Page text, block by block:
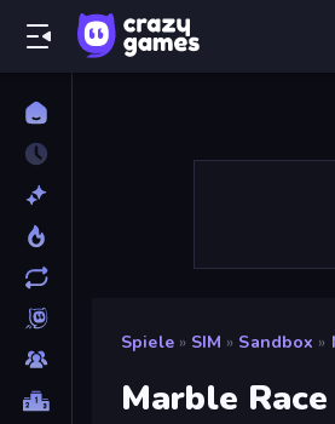
Spiele » SIM » Sandbox »
Marble